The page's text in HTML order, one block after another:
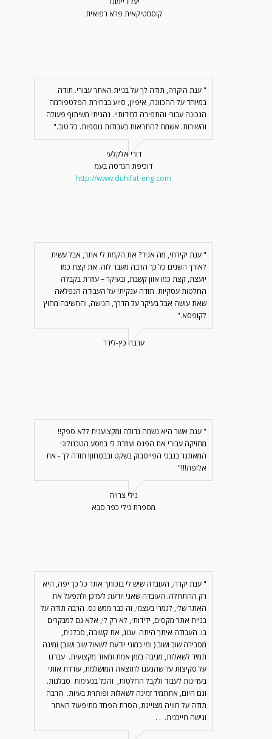
קוסמטיקאית פרא רפואית
" ענת היקרה, תודה לך על בניית האתר עבורי. תודה
במיוחד על ההכוונה, איפיון, סיוע בבחירת הפלטפורמה
הנכונה עבורי והתפירה למידותיי. נהניתי משיתוף פעולה
והשירות. אשמח להתראות בעבודות נוספות. כל טוב."
דורי אלקלעי
דוכיפת הנדסה בעמ
http://www.duhifat-eng.com
" ענת יקירתי, מה אגיד? את הקמת לי אתר, אבל עשית
לאורך השנים כל כך הרבה מעבר לזה. את קצת כמו
יועצת, קצת כמו אוזן קשבת, ובעיקר – עוזרת בקבלה
החלטות עסקיות. תודה ענקית! על העבודה הנפלאה
שאת עושה אבל בעיקר על הדרך, הגישה, והחשיבה מחוץ
לקופסא."
ערבה כץ-לידר
" ענת אשר היא נשמה גדולה ומקצוענית ללא ספק!!
מחזיקה עבורי את הפנס ועוזרת לי במסע הטכנולוגי
המאתגר בנבכי הפייסבוק בשקט ובבטחון! תודה לך - את
אלופה!!!"
נילי צרויה
מספרת נילי כפר סבא
" ענת יקרה, העובדה שיש לי בזכותך אתר כל כך יפה, היא
רק ההתחלה. העובדה שאני יודעת לעדכן ולתפעל את
האתר שלי, לגמרי בעצמי, זה כבר ממש נס. הרבה תודה על
בניית אתר מקסים, ידידותי, לא רק לי, אלא גם למבקרים
בו. העבודה איתך היתה ענוג, את קשובה, סבלנית,
מסבירה שוב ושוב ( ומי כמוני יודעת לשאול שוב ושוב) זמינה
תמיד לשאלות, מגיבה בזמן אמת ומאוד מקצועית. עברנו
על סקיצות עד שהגענו לתוצאה המושלמת, עודדת אותי
בעדינות לעבוד ולקבל החלטות, והכל בנעימות סבלנות.
וגם היום, אתתמיד זמינה לשאלות ופותרת בעיות. הרבה
תודה על חוויה מצויינת, הסרת הפחד מתיפעול האתר
וגישה חייכנית. . .